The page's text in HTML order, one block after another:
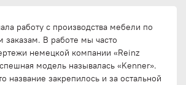
работу с производства мебели по
заказам. В работе мы часто
немецкой компании «Reinz
модель называлась «Kenner».
название закрепилось и за остальной